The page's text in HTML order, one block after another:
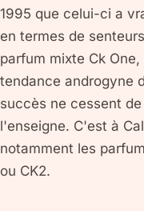
1995 que celui-ci a
en termes de
parfum mixte Ck
tendance androgyne
succès ne cessent
l'enseigne. C'est à
notamment les
ou CK2.